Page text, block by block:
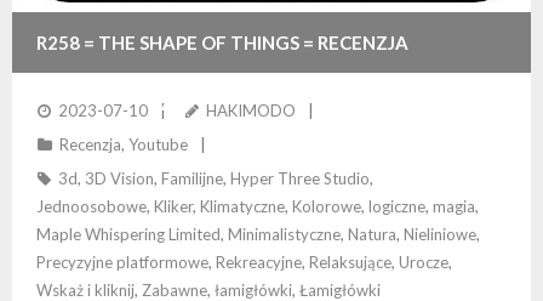
R258 = THE SHAPE OF THINGS = RECENZJA
DOPASOWYWANIA RZECZY
2023-07-10
HAKIMODO
Recenzja, Youtube
3d, 3D Vision, Familijne, Hyper Three Studio,
Jednoosobowe, Kliker, Klimatyczne, Kolorowe, logiczne, magia,
Maple Whispering Limited, Minimalistyczne, Natura, Nieliniowe,
Precyzyjne platformowe, Rekreacyjne, Relaksujące, Urocze,
Wskaż i kliknij, Zabawne, łamigłówki, Łamigłówki